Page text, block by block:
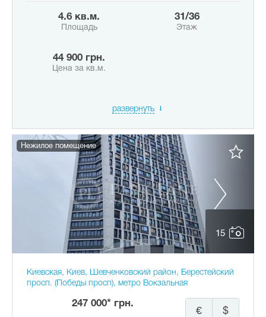
4.6 кв.м.
Площадь
31/36
Этаж
44 900 грн.
Цена за кв.м.
развернуть
15
Нежилое помещение
Киевская, Киев, Шевченковский район, Берестейский
просп. (Победы просп), метро Вокзальная
247 000* грн.
$
€